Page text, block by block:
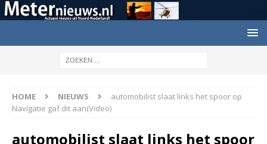
HOME NIEUWS
automobilist slaat links het spoor op
Navigatie gaf dit aan(Video)
automobilist slaat links het spoor